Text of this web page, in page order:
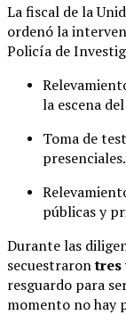
La fiscal de la
ordenó la
Policía de
la escena
Toma de
presenciales.
públicas y
Durante las
secuestrarontres
resguardo para
momento no hay